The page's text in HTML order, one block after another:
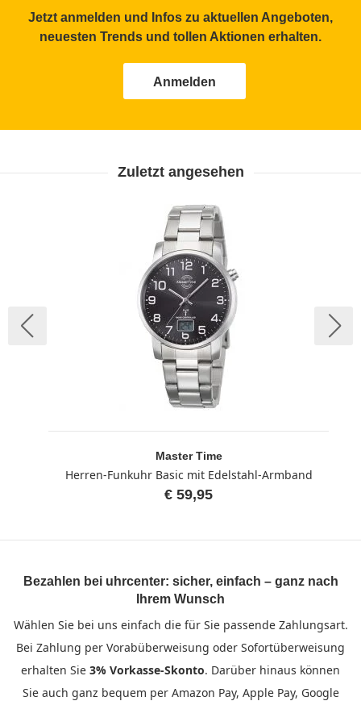
Jetzt anmelden und Infos zu aktuellen Angeboten,
neuesten Trends und tollen Aktionen erhalten.
Anmelden
Zuletzt angesehen
Master Time
Herren-Funkuhr Basic mit Edelstahl-Armband
€ 59,95
Bezahlen bei uhrcenter: sicher, einfach – ganz nach
Ihrem Wunsch
Wählen Sie bei uns einfach die für Sie passende Zahlungsart.
Bei Zahlung per Vorabüberweisung oder Sofortüberweisung
erhalten Sie 3% Vorkasse-Skonto. Darüber hinaus können
Sie auch ganz bequem per Amazon Pay, Apple Pay, Google